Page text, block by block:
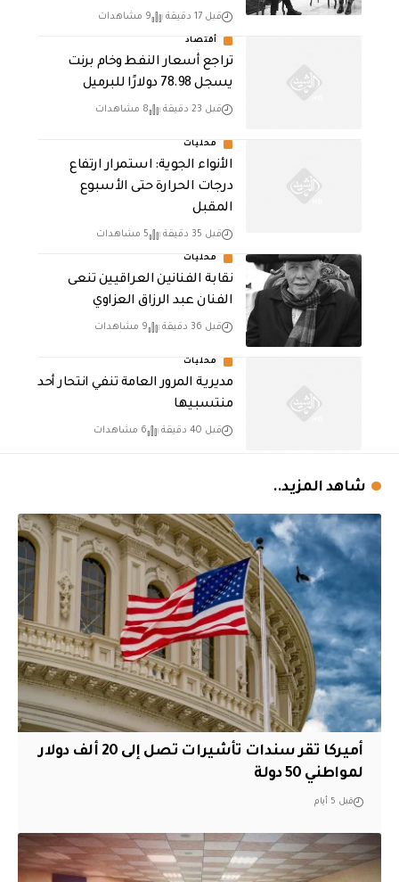
قبل 17 دقيقة 9 مشاهدات
أقتصاد
تراجع أسعار النفط وخام برنت
يسجل 78.98 دولارًا للبرميل
قبل 23 دقيقة 8 مشاهدات
محليات
الأنواء الجوية: استمرار ارتفاع
درجات الحرارة حتى الأسبوع
المقبل
قبل 35 دقيقة 5 مشاهدات
محليات
نقابة الفنانين العراقيين تنعى
الفنان عبد الرزاق العزاوي
قبل 36 دقيقة 9 مشاهدات
محليات
مديرية المرور العامة تنفي انتحار أحد
منتسبيها
قبل 40 دقيقة 6 مشاهدات
شاهد المزيد..
أميركا تقر سندات تأشيرات تصل إلى 20 ألف دولار
لمواطني 50 دولة
قبل 5 أيام